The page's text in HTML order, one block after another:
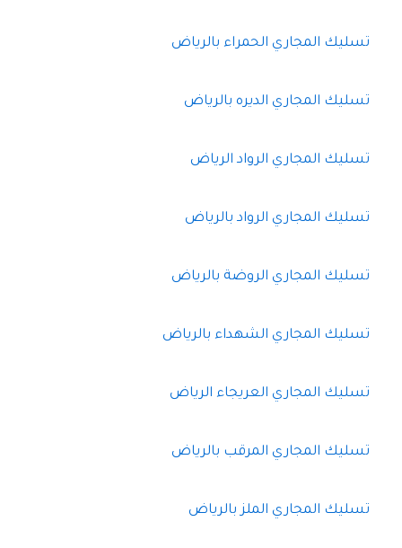
تسليك المجاري الحمراء بالرياض
تسليك المجاري الديره بالرياض
تسليك المجاري الرواد الرياض
تسليك المجاري الرواد بالرياض
تسليك المجاري الروضة بالرياض
تسليك المجاري الشهداء بالرياض
تسليك المجاري العريجاء الرياض
تسليك المجاري المرقب بالرياض
تسليك المجاري الملز بالرياض